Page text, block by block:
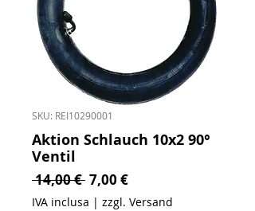
SKU: REI10290001
Aktion Schlauch 10x2 90°
Ventil
14,00 € Prezzo regolare
7,00 €Prezzo scontato
IVA inclusa | zzgl. Versand